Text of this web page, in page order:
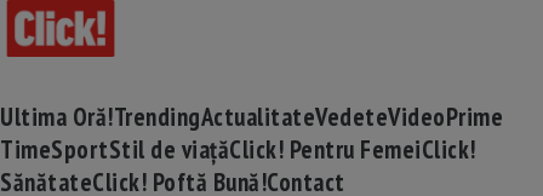
Ultima Oră!TrendingActualitateVedeteVideoPrime
TimeSportStil de viațăClick! Pentru FemeiClick!
SănătateClick! Poftă Bună!Contact